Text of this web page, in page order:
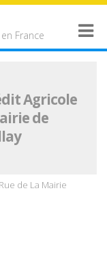
France
Agricole
de
de La Mairie